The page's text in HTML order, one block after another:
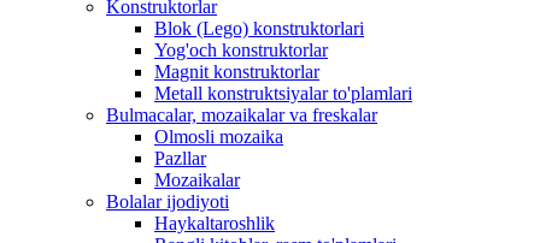
Konstruktorlar
Blok (Lego) konstruktorlari
Yog'och konstruktorlar
Magnit konstruktorlar
Metall konstruktsiyalar to'plamlari
Bulmacalar, mozaikalar va freskalar
Olmosli mozaika
Pazllar
Mozaikalar
Bolalar ijodiyoti
Haykaltaroshlik